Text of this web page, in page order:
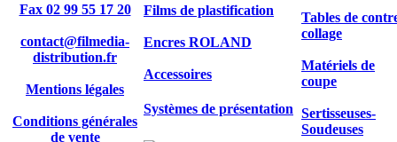
Fax 02 99 55 17 20
contact@filmedia-
distribution.fr
Mentions légales
Conditions générales
de vente
Films de plastification
Encres ROLAND
Accessoires
Systèmes de présentation
Tables de
collage
Matériels de
coupe
Sertisseuses-
Soudeuses